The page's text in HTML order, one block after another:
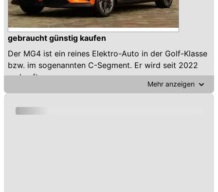
gebraucht günstig kaufen
Der MG4 ist ein reines Elektro-Auto in der Golf-Klasse
bzw. im sogenannten C-Segment. Er wird seit 2022
verkauft.
Überraschend: Während in der “konventionellen” Golf-
auch der 1er-BMW Heck-Antrieb), so ist das bei
Mehr anzeigen